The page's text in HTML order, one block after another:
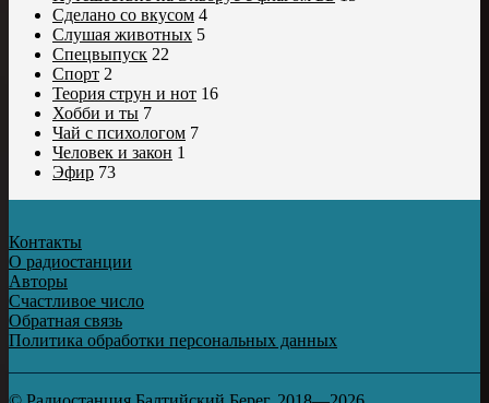
Сделано со вкусом 4
Слушая животных 5
Спецвыпуск 22
Спорт 2
Теория струн и нот 16
Хобби и ты 7
Чай с психологом 7
Человек и закон 1
Эфир 73
Контакты
О радиостанции
Авторы
Счастливое число
Обратная связь
Политика обработки персональных данных